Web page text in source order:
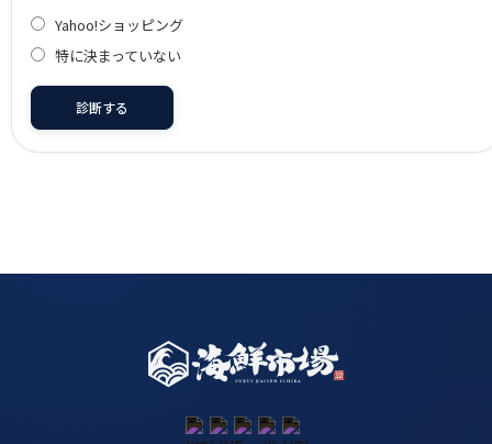
Yahoo!ショッピング
特に決まっていない
診断する